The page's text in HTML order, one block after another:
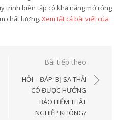
trình biên tập có khả năng mở rộng
chất lượng. Xem tất cả bài viết của
Bài tiếp theo
HỎI – ĐÁP: BỊ SA THẢI
CÓ ĐƯỢC HƯỞNG
BẢO HIỂM THẤT
NGHIỆP KHÔNG?